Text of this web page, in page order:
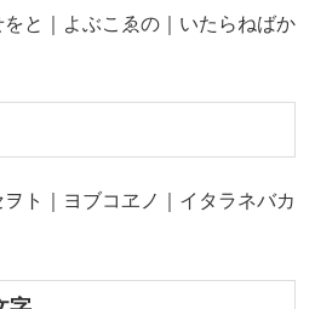
と｜よぶこゑの｜いたらねばか
ト｜ヨブコヱノ｜イタラネバカ